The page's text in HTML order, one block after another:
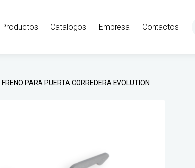
Productos Catalogos Empresa Contactos
FRENO PARA PUERTA CORREDERA EVOLUTION